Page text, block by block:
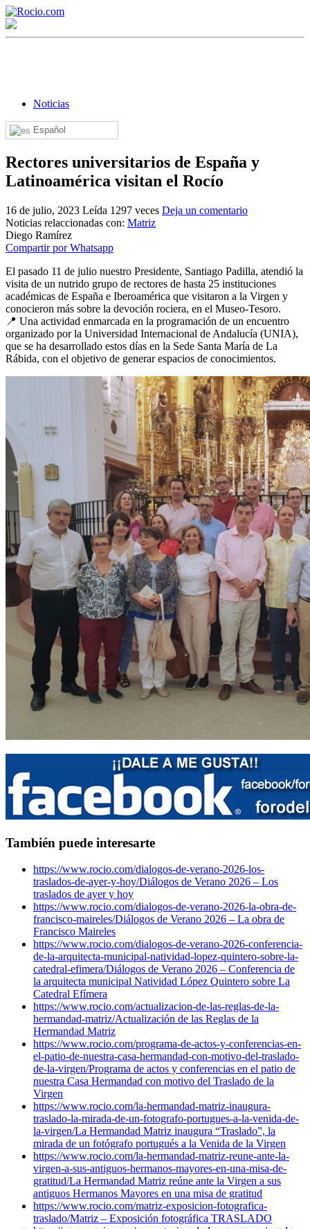
Noticias
Español
Rectores universitarios de España y
Latinoamérica visitan el Rocío
16 de julio, 2023 Leída 1297 veces Deja un comentario
Noticias relaccionadas con: Matriz
Diego Ramírez
Compartir por Whatsapp
El pasado 11 de julio nuestro Presidente, Santiago Padilla, atendió la
visita de un nutrido grupo de rectores de hasta 25 instituciones
académicas de España e Iberoamérica que visitaron a la Virgen y
conocieron más sobre la devoción rociera, en el Museo-Tesoro.
📍 Una actividad enmarcada en la programación de un encuentro
organizado por la Universidad Internacional de Andalucía (UNIA),
que se ha desarrollado estos días en la Sede Santa María de La
Rábida, con el objetivo de generar espacios de conocimientos.
También puede interesarte
https://www.rocio.com/dialogos-de-verano-2026-los-
traslados-de-ayer-y-hoy/Diálogos de Verano 2026 – Los
traslados de ayer y hoy
https://www.rocio.com/dialogos-de-verano-2026-la-obra-de-
francisco-maireles/Diálogos de Verano 2026 – La obra de
Francisco Maireles
https://www.rocio.com/dialogos-de-verano-2026-conferencia-
de-la-arquitecta-municipal-natividad-lopez-quintero-sobre-la-
catedral-efimera/Diálogos de Verano 2026 – Conferencia de
la arquitecta municipal Natividad López Quintero sobre La
Catedral Efímera
https://www.rocio.com/actualizacion-de-las-reglas-de-la-
hermandad-matriz/Actualización de las Reglas de la
Hermandad Matriz
https://www.rocio.com/programa-de-actos-y-conferencias-en-
el-patio-de-nuestra-casa-hermandad-con-motivo-del-traslado-
de-la-virgen/Programa de actos y conferencias en el patio de
nuestra Casa Hermandad con motivo del Traslado de la
Virgen
https://www.rocio.com/la-hermandad-matriz-inaugura-
traslado-la-mirada-de-un-fotografo-portugues-a-la-venida-de-
la-virgen/La Hermandad Matriz inaugura “Traslado”, la
mirada de un fotógrafo portugués a la Venida de la Virgen
https://www.rocio.com/la-hermandad-matriz-reune-ante-la-
virgen-a-sus-antiguos-hermanos-mayores-en-una-misa-de-
gratitud/La Hermandad Matriz reúne ante la Virgen a sus
antiguos Hermanos Mayores en una misa de gratitud
https://www.rocio.com/matriz-exposicion-fotografica-
traslado/Matriz – Exposición fotográfica TRASLADO
¡Bienvenido! Soy el asistente virtual de rocio.com.
¿En qué puedo ayudarte?
Historia de la Virgen del Rocío
¿Cuándo es la romería del Rocío?
¿Cuántas hermandades participan en la romería?
¿Cuándo se construyó la primera ermita?
El traslado cada siete años
¿Cuales son los actos principales que se celebran en el
Rocío?
Quiero hacer el camino,¿que tengo que hacer?
En el Rocío, ¿dónde me alojo?